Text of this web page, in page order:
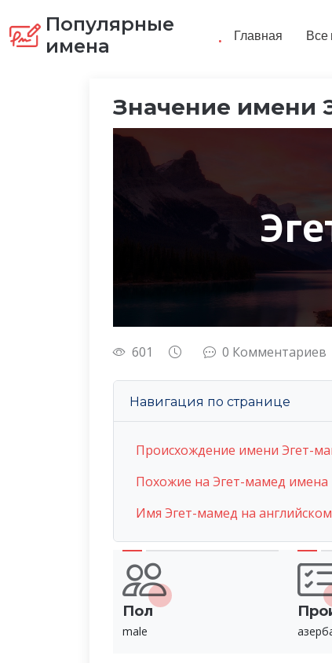
Популярные
имена
. Главная Все
Значение имени
601 0 Комментариев
Навигация по странице
Происхождение имени Эгет-
Похожие на Эгет-мамед имена
Имя Эгет-мамед на
Пол
male